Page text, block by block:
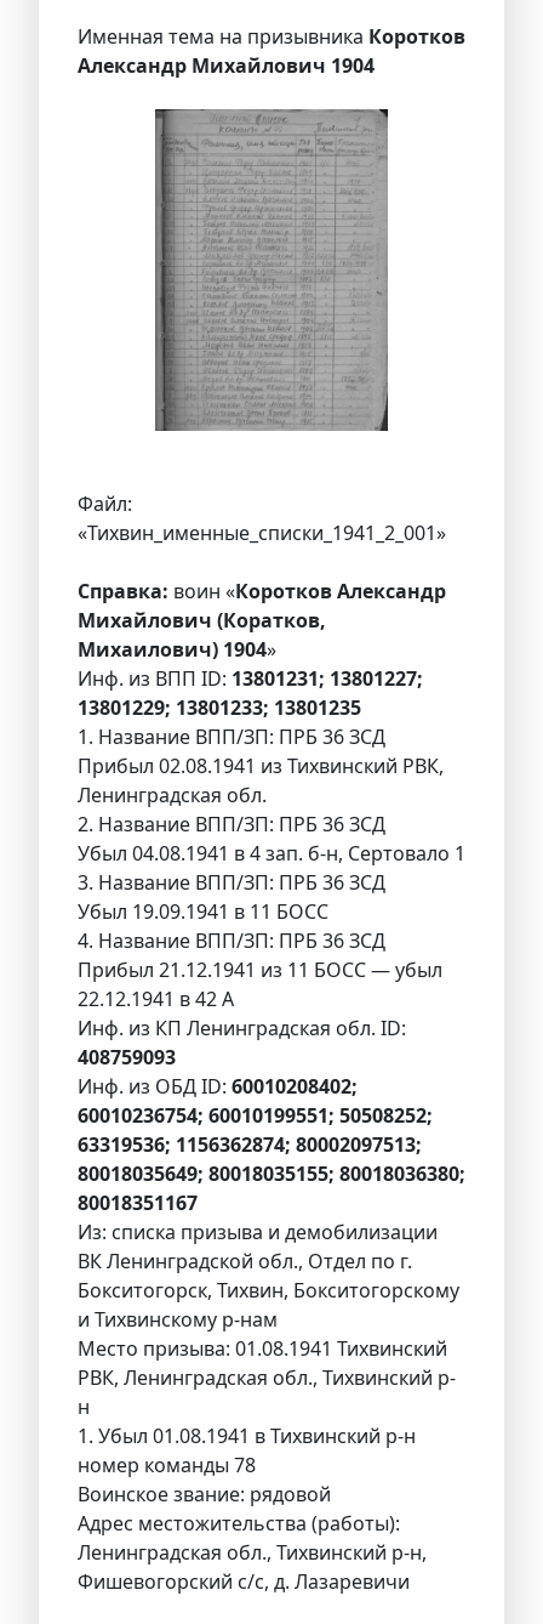
Именная тема на призывника Коротков
Александр Михайлович 1904
Файл:
«Тихвин_именные_списки_1941_2_001»
Справка: воин «Коротков Александр
Михайлович (Коратков,
Михаилович) 1904»
Инф. из ВПП ID: 13801231; 13801227;
13801229; 13801233; 13801235
1. Название ВПП/ЗП: ПРБ 36 ЗСД
Прибыл 02.08.1941 из Тихвинский РВК,
Ленинградская обл.
2. Название ВПП/ЗП: ПРБ 36 ЗСД
Убыл 04.08.1941 в 4 зап. б-н, Сертовало 1
3. Название ВПП/ЗП: ПРБ 36 ЗСД
Убыл 19.09.1941 в 11 БОСС
4. Название ВПП/ЗП: ПРБ 36 ЗСД
Прибыл 21.12.1941 из 11 БОСС — убыл
22.12.1941 в 42 А
Инф. из КП Ленинградская обл. ID:
408759093
Инф. из ОБД ID: 60010208402;
60010236754; 60010199551; 50508252;
63319536; 1156362874; 80002097513;
80018035649; 80018035155; 80018036380;
80018351167
Из: списка призыва и демобилизации
ВК Ленинградской обл., Отдел по г.
Бокситогорск, Тихвин, Бокситогорскому
и Тихвинскому р-нам
Место призыва: 01.08.1941 Тихвинский
РВК, Ленинградская обл., Тихвинский р-
н
1. Убыл 01.08.1941 в Тихвинский р-н
номер команды 78
Воинское звание: рядовой
Адрес местожительства (работы):
Ленинградская обл., Тихвинский р-н,
Фишевогорский с/с, д. Лазаревичи